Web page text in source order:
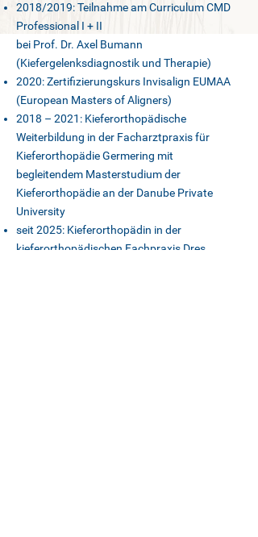
2018/2019: Teilnahme am Curriculum CMD
Professional I + II
bei Prof. Dr. Axel Bumann
(Kiefergelenksdiagnostik und Therapie)
2020: Zertifizierungskurs Invisalign EUMAA
(European Masters of Aligners)
2018 – 2021: Kieferorthopädische
Weiterbildung in der Facharztpraxis für
Kieferorthopädie Germering mit
begleitendem Masterstudium der
Kieferorthopädie an der Danube Private
University
seit 2025: Kieferorthopädin in der
kieferorthopädischen Fachpraxis Dres.